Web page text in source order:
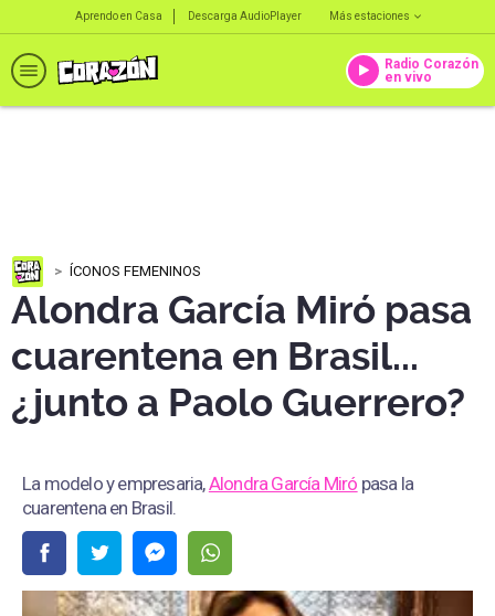
Aprendo en Casa Descarga AudioPlayer Más estaciones
Radio Corazón
en vivo
ÍCONOS FEMENINOS
Alondra García Miró pasa
cuarentena en Brasil...
¿junto a Paolo Guerrero?
La modelo y empresaria,Alondra García Miró pasa la
cuarentena en Brasil.